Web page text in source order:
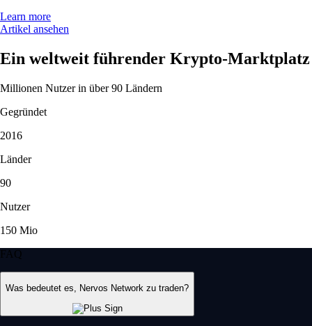
Learn more
Artikel ansehen
Ein weltweit führender Krypto-Marktplatz
Millionen Nutzer in über 90 Ländern
Gegründet
2016
Länder
90
Nutzer
150 Mio
FAQ
Was bedeutet es, Nervos Network zu traden?